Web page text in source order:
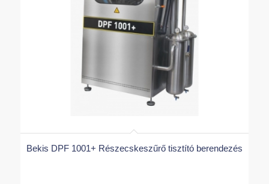
Bekis DPF 1001+ Részecskeszűrő tisztító berendezés